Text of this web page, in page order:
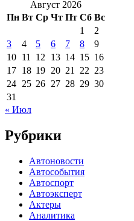
Август 2026
Пн Вт Ср Чт Пт Сб Вс
1
2
3
4 5 6 7 8
9
10 11 12 13 14 15 16
17 18 19 20 21 22 23
24 25 26 27 28 29 30
31
« Июл
Рубрики
Автоновости
Автособытия
Автоспорт
Автоэксперт
Актеры
Аналитика